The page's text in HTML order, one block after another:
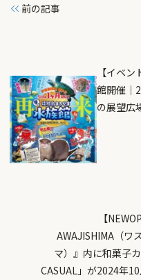
前の記事
【イベ
館開催｜
の展望広
【
AWAJISHIMA（ワ
マ）』内に和菓子
CASUAL」が2024年